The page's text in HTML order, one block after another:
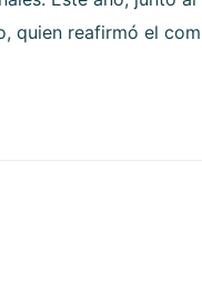
quien reafirmó el